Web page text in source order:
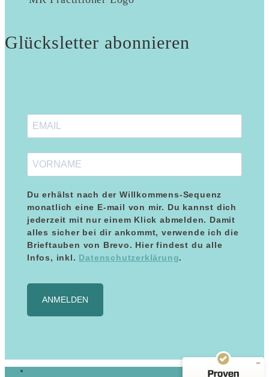
Glücksletter abonnieren
Du erhälst nach der Willkommens-Sequenz
monatlich eine E-mail von mir. Du kannst dich
jederzeit mit nur einem Klick abmelden. Damit
alles sicher bei dir ankommt, verwende ich die
Brieftauben von Brevo. Hier findest du alle
Infos, inkl. Datenschutzerklärung.
ANMELDEN